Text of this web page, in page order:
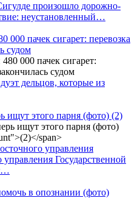
произошло дорожно-
неустановленный…
пачек сигарет: перевозка
судом
дельцов, которые из
ищут этого парня (фото) (2)
управления
Государственной
в опознании (фото)